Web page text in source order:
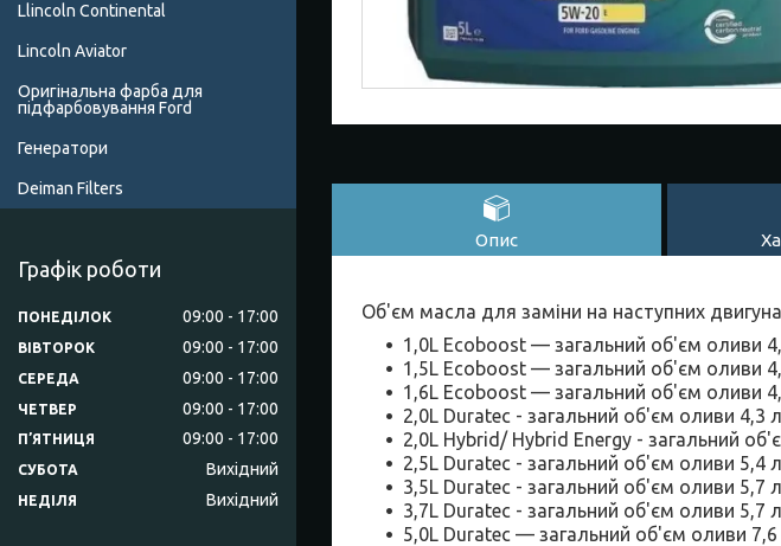
Опис
Об'єм масла для заміни на наступних
1,0L Ecoboost — загальний об'єм оливи
1,5L Ecoboost — загальний об'єм оливи
1,6L Ecoboost — загальний об'єм оливи
2,0L Duratec - загальний об'єм оливи 4,3
2,0L Hybrid/ Hybrid Energy - загальний
2,5L Duratec - загальний об'єм оливи 5,4
3,5L Duratec - загальний об'єм оливи 5,7
3,7L Duratec - загальний об'єм оливи 5,7
5,0L Duratec — загальний об'єм оливи 7,6
Llincoln Continental
Lincoln Aviator
Оригінальна фарба для
підфарбовування Ford
Генератори
Deiman Filters
Графік роботи
ПОНЕДІЛОК 09:00 17:00
ВІВТОРОК 09:00 17:00
СЕРЕДА 09:00 17:00
ЧЕТВЕР 09:00 17:00
ПʼЯТНИЦЯ 09:00 17:00
СУБОТА Вихідний
НЕДІЛЯ Вихідний